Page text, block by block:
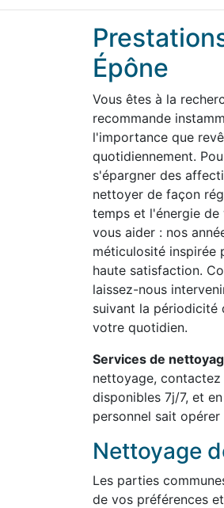
Épône
Vous êtes à la
recommande
l'importance que
quotidiennement.
s'épargner des
nettoyer de façon
temps et l'énergie de
vous aider : nos
méticulosité inspirée
haute satisfaction.
laissez-nous
suivant la périodicité
votre quotidien.
Services de
nettoyage,
disponibles 7j/7, et
personnel sait
Nettoyage
Les parties
de vos préférences